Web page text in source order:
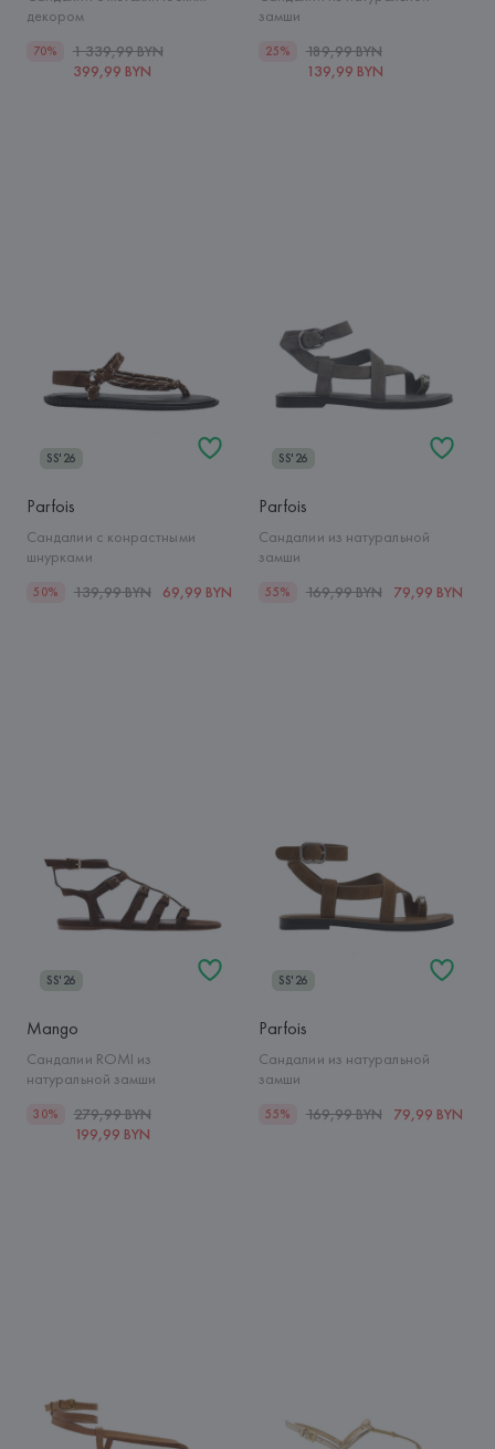
декором
70%
1 339,99 BYN
399,99 BYN
замши
25%
189,99 BYN
139,99 BYN
SS'26
Parfois
Сандалии с конрастными
шнурками
50% 139,99 BYN 69,99 BYN
SS'26
Parfois
Сандалии из натуральной
замши
55% 169,99 BYN 79,99 BYN
SS'26
Mango
Сандалии ROMI из
натуральной замши
30%
279,99 BYN
199,99 BYN
SS'26
Parfois
Сандалии из натуральной
замши
55% 169,99 BYN 79,99 BYN